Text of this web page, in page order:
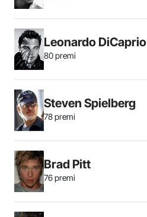
Leonardo DiCaprio
80 premi
Steven Spielberg
78 premi
Brad Pitt
76 premi